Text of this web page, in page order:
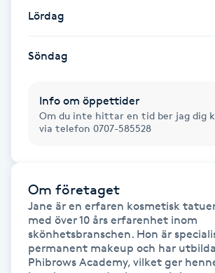
Gellack
Gravidmassage
Gravidyoga
Gruppträning
Lördag
Söndag
Info om öppettider
Om du inte hittar en tid ber jag dig
via telefon 0707-585528
Om företaget
Jane är en erfaren kosmetisk
med över 10 års erfarenhet inom
skönhetsbranschen. Hon är
permanent makeup och har
Phibrows Academy, vilket ger